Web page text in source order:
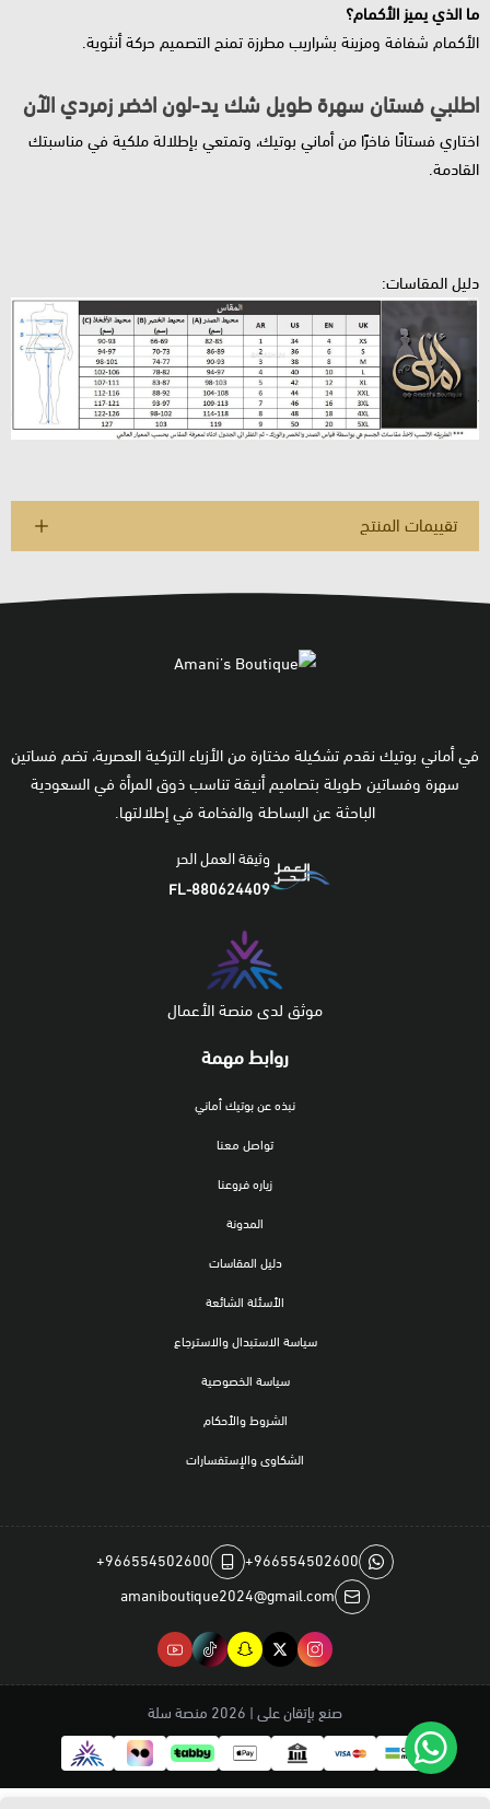
ما الذي يميز الأكمام؟
الأكمام شفافة ومزينة بشراريب مطرزة تمنح التصميم حركة أنثوية.
اطلبي فستان سهرة طويل شك يد-لون اخضر زمردي الآن
اختاري فستانًا فاخرًا من أماني بوتيك، وتمتعي بإطلالة ملكية في مناسبتك
القادمة.
دليل المقاسات:
تقييمات المنتج
روابط مهمة
نبذه عن بوتيك أماني
تواصل معنا
زياره فروعنا
المدونة
دليل المقاسات
الأسئلة الشائعة
سياسة الاستبدال والاسترجاع
سياسة الخصوصية
الشروط والأحكام
الشكاوى والإستفسارات
في أماني بوتيك نقدم تشكيلة مختارة من الأزياء التركية العصرية، تضم فساتين
سهرة وفساتين طويلة بتصاميم أنيقة تناسب ذوق المرأة في السعودية
الباحثة عن البساطة والفخامة في إطلالتها.
وثيقة العمل الحر
FL-880624409
موثق لدى منصة الأعمال
+966554502600
+966554502600
amaniboutique2024@gmail.com
صنع بإتقان على | 2026 منصة سلة